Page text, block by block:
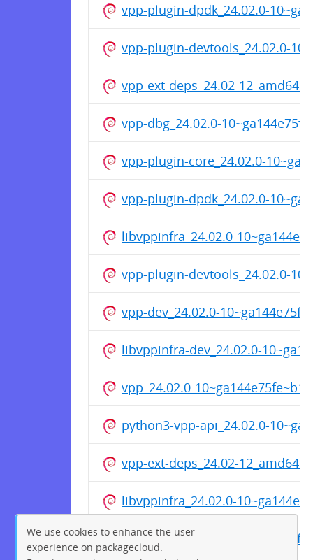
vpp-plugin-dpdk_24.02.0-
vpp-plugin-devtools_24.02.0-
vpp-ext-deps_24.02-
vpp-dbg_24.02.0-
vpp-plugin-core_24.02.0-
vpp-plugin-dpdk_24.02.0-
libvppinfra_24.02.0-
vpp-plugin-devtools_24.02.0-
vpp-dev_24.02.0-
libvppinfra-dev_24.02.0-
vpp_24.02.0-
python3-vpp-api_24.02.0-
vpp-ext-deps_24.02-
libvppinfra_24.02.0-
vpp-dev_24.02.0-
We use cookies to enhance the user
experience on packagecloud.